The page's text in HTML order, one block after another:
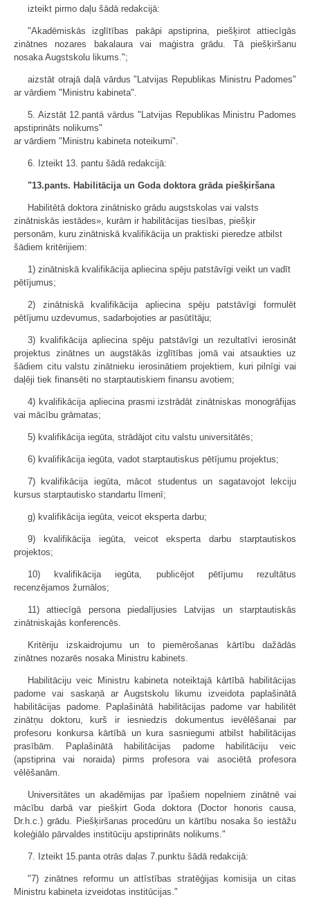
izteikt pirmo daļu šādā redakcijā:
"Akadēmiskās izglītības pakāpi apstiprina, piešķirot attiecīgās
zinātnes nozares bakalaura vai maģistra grādu. Tā piešķiršanu
nosaka Augstskolu likums.";
aizstāt otrajā daļā vārdus "Latvijas Republikas Ministru Padomes"
ar vārdiem "Ministru kabineta".
5. Aizstāt 12.pantā vārdus "Latvijas Republikas Ministru Padomes
apstiprināts nolikums"
ar vārdiem "Ministru kabineta noteikumi".
6. Izteikt 13. pantu šādā redakcijā:
"13.pants. Habilitācija un Goda doktora grāda piešķiršana
Habilitētā doktora zinātnisko grādu augstskolas vai valsts
zinātniskās iestādes», kurām ir habilitācijas tiesības, piešķir
personām, kuru zinātniskā kvalifikācija un praktiski pieredze atbilst
šādiem kritērijiem:
1) zinātniskā kvalifikācija apliecina spēju patstāvīgi veikt un vadīt
pētījumus;
2) zinātniskā kvalifikācija apliecina spēju patstāvīgi formulēt
pētījumu uzdevumus, sadarbojoties ar pasūtītāju;
3) kvalifikācija apliecina spēju patstāvīgi un rezultatīvi ierosināt
projektus zinātnes un augstākās izglītības jomā vai atsaukties uz
šādiem citu valstu zinātnieku ierosinātiem projektiem, kuri pilnīgi vai
daļēji tiek finansēti no starptautiskiem finansu avotiem;
4) kvalifikācija apliecina prasmi izstrādāt zinātniskas monogrāfijas
vai mācību grāmatas;
5) kvalifikācija iegūta, strādājot citu valstu universitātēs;
6) kvalifikācija iegūta, vadot starptautiskus pētījumu projektus;
7) kvalifikācija iegūta, mācot studentus un sagatavojot lekciju
kursus starptautisko standartu līmenī;
g) kvalifikācija iegūta, veicot eksperta darbu;
9) kvalifikācija iegūta, veicot eksperta darbu starptautiskos
projektos;
10) kvalifikācija iegūta, publicējot pētījumu rezultātus
recenzējamos žurnālos;
11) attiecīgā persona piedalījusies Latvijas un starptautiskās
zinātniskajās konferencēs.
Kritēriju izskaidrojumu un to piemērošanas kārtību dažādās
zinātnes nozarēs nosaka Ministru kabinets.
Habilitāciju veic Ministru kabineta noteiktajā kārtībā habilitācijas
padome vai saskaņā ar Augstskolu likumu izveidota paplašinātā
habilitācijas padome. Paplašinātā habilitācijas padome var habilitēt
zinātņu doktoru, kurš ir iesniedzis dokumentus ievēlēšanai par
profesoru konkursa kārtībā un kura sasniegumi atbilst habilitācijas
prasībām. Paplašinātā habilitācijas padome habilitāciju veic
(apstiprina vai noraida) pirms profesora vai asociētā profesora
vēlēšanām.
Universitātes un akadēmijas par īpašiem nopelniem zinātnē vai
mācību darbā var piešķirt Goda doktora (Doctor honoris causa,
Dr.h.c.) grādu. Piešķiršanas procedūru un kārtību nosaka šo iestāžu
koleģiālo pārvaldes institūciju apstiprināts nolikums."
7. Izteikt 15.panta otrās daļas 7.punktu šādā redakcijā:
"7) zinātnes reformu un attīstības stratēģijas komisija un citas
Ministru kabineta izveidotas institūcijas."